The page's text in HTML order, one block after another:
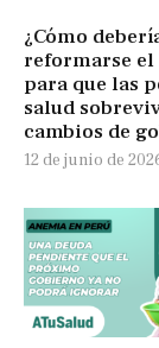
¿Cómo
reformarse el
para que las
salud
cambios de
12 de junio de